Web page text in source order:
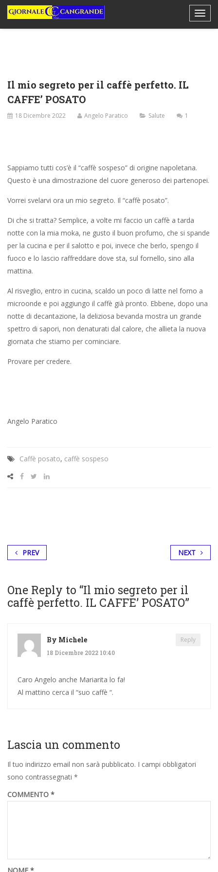
Il mio segreto per il caffè perfetto. IL
CAFFE’ POSATO
18 Dicembre 2022 Angelo Paratico Salute 1
Sappiamo tutti cos’è il “caffè sospeso” di origine napoletana.
Questo è una dimostrazione del cuore generoso dei partenopei.
Vorrei svelarvi ora un mio segreto. Il “caffè posato”.
Di che si tratta? Semplice, a volte mi faccio un caffè a tarda
notte con la mia moka, ne gusto il buon profumo, che si spande
per la cucina e per il salotto e poi, invece che berlo, spengo il
fuoco e lo lascio raffreddare dove sta, sul fornello, sino alla
mattina.
Al risveglio, entro in cucina, scaldo un poco di latte nel forno a
microonde e poi aggiungo il caffè già pronto. Ebbene, dopo una
notte di decantazione, la deliziosa bevanda mostra un grande
spettro di sapori, non denaturati dal calore, che allieta la nuova
giornata che stiamo per cominciare.
Provare per credere.
Angelo Paratico
Caffè posato, caffè sospeso
PREV NEXT
One Reply to “Il mio segreto per il
caffè perfetto. IL CAFFE’ POSATO”
By Michele
18 Dicembre 2022 10:40
Reply
Caro Angelo anche Mariarita lo fa!
Al mattino cerca il “suo caffè “.
Lascia un commento
Il tuo indirizzo email non sarà pubblicato. I campi obbligatori
sono contrassegnati *
COMMENTO *